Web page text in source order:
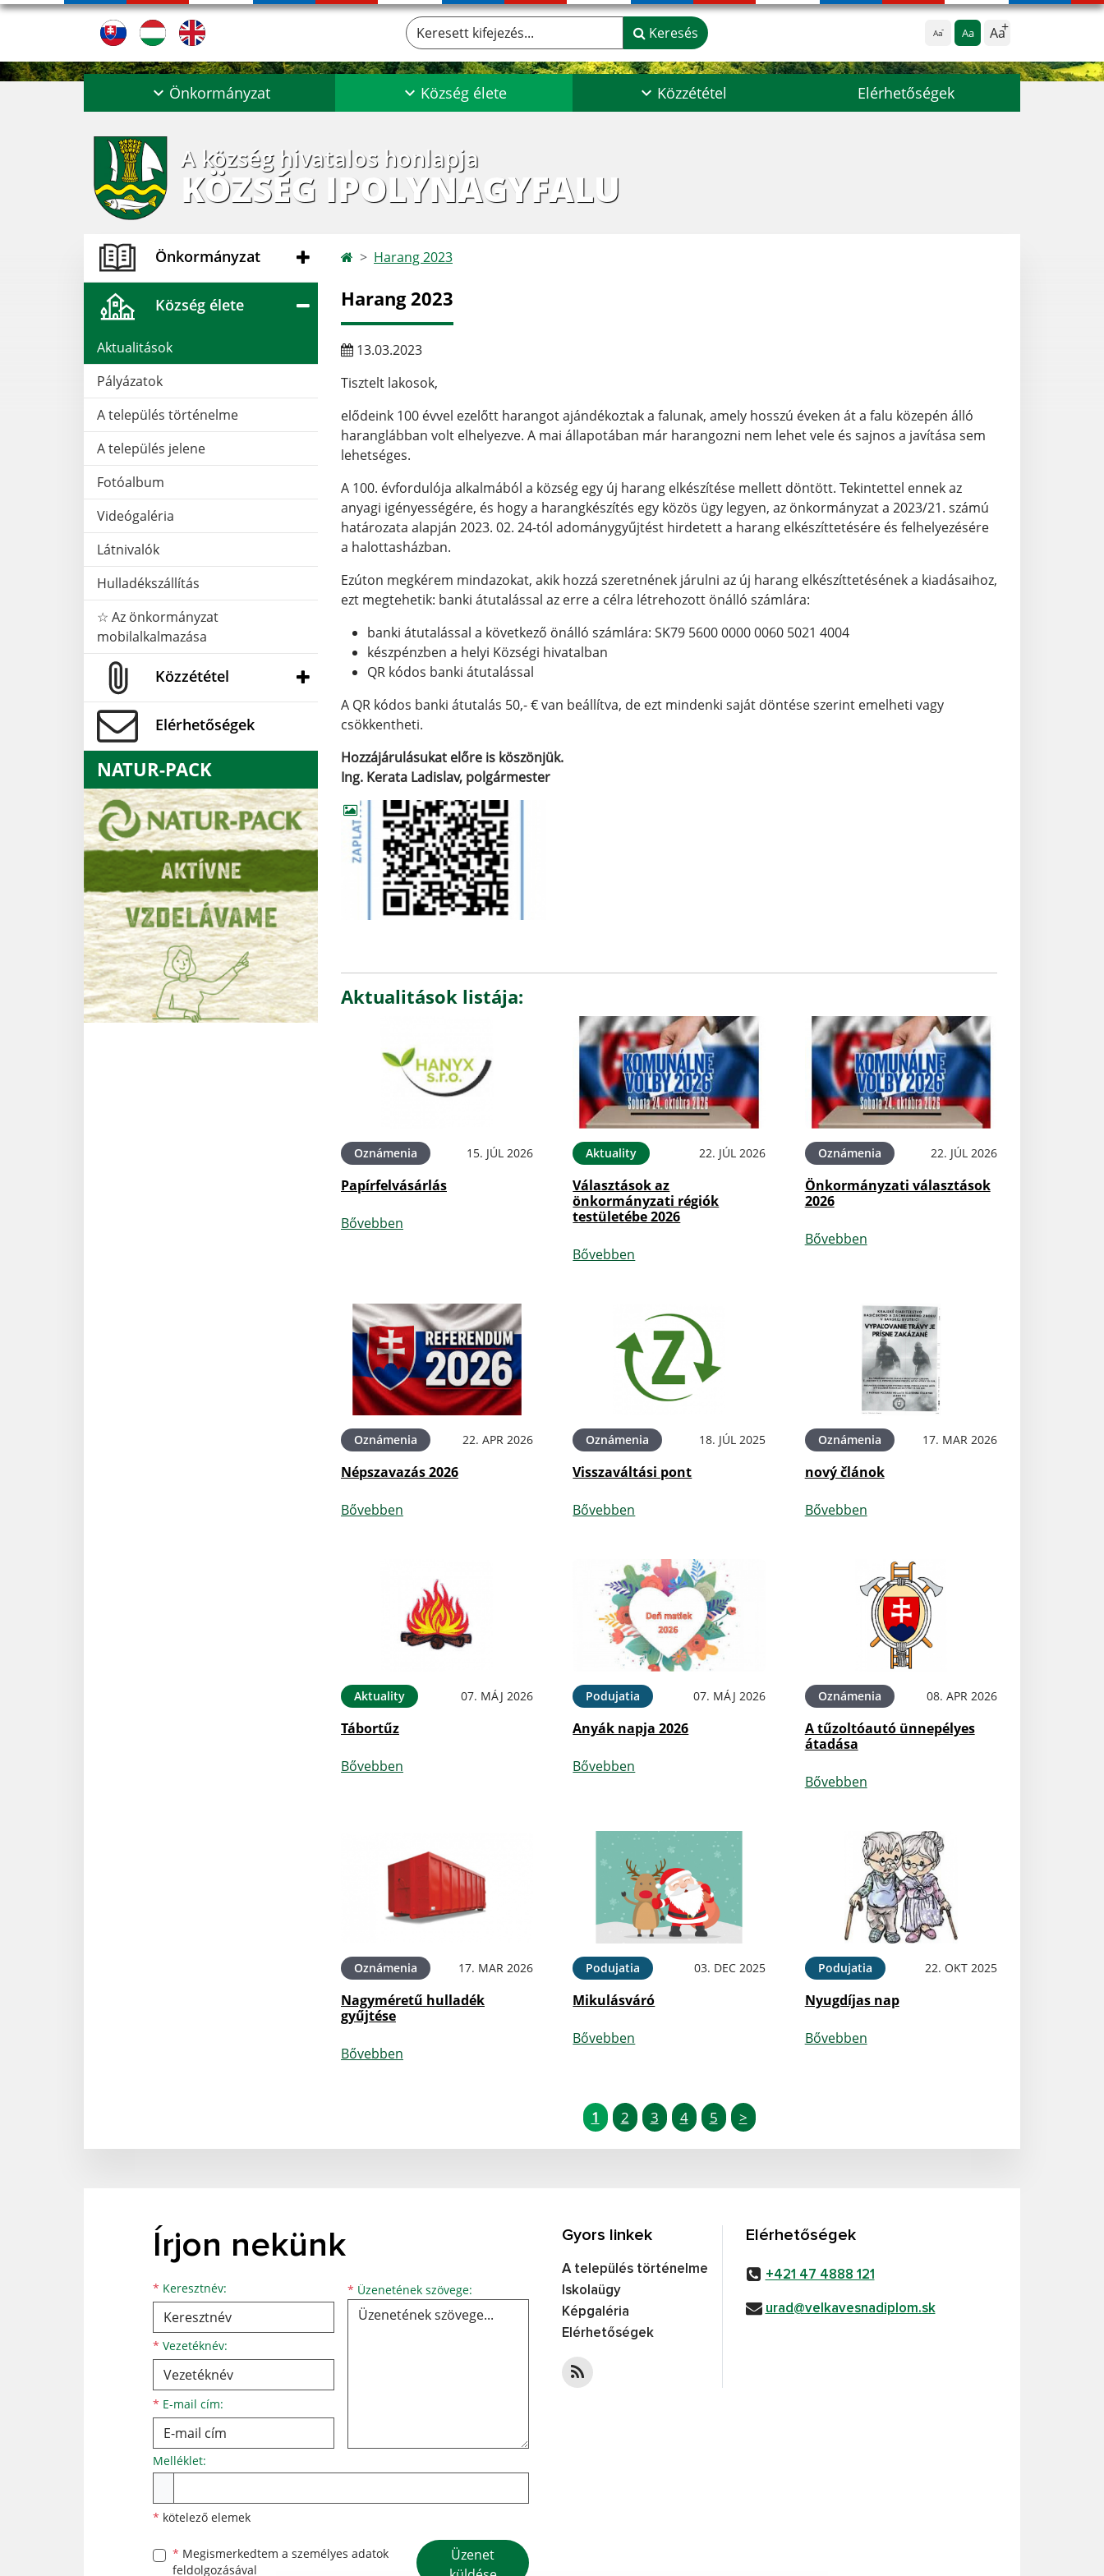
Aa Aa Aa
Keresett kifejezés... Keresés
Önkormányzat Község élete Közzététel Elérhetőségek
A község hivatalos honlapja
KÖZSÉG IPOLYNAGYFALU
Önkormányzat
Község élete
Aktualitások
Pályázatok
A település történelme
A település jelene
Fotóalbum
Videógaléria
Látnivalók
Hulladékszállítás
☆ Az önkormányzat
mobilalkalmazása
Közzététel
Elérhetőségek
NATUR-PACK
Harang 2023
Harang 2023
13.03.2023
Tisztelt lakosok,
elődeink 100 évvel ezelőtt harangot ajándékoztak a falunak, amely hosszú éveken át a falu közepén álló
haranglábban volt elhelyezve. A mai állapotában már harangozni nem lehet vele és sajnos a javítása sem
lehetséges.
A 100. évfordulója alkalmából a község egy új harang elkészítése mellett döntött. Tekintettel ennek az
anyagi igényességére, és hogy a harangkészítés egy közös ügy legyen, az önkormányzat a 2023/21. számú
határozata alapján 2023. 02. 24-tól adománygyűjtést hirdetett a harang elkészíttetésére és felhelyezésére
a halottasházban.
Ezúton megkérem mindazokat, akik hozzá szeretnének járulni az új harang elkészíttetésének a kiadásaihoz,
ezt megtehetik: banki átutalással az erre a célra létrehozott önálló számlára:
banki átutalással a következő önálló számlára: SK79 5600 0000 0060 5021 4004
készpénzben a helyi Községi hivatalban
QR kódos banki átutalással
A QR kódos banki átutalás 50,- € van beállítva, de ezt mindenki saját döntése szerint emelheti vagy
csökkentheti.
Hozzájárulásukat előre is köszönjük.
Ing. Kerata Ladislav, polgármester
Aktualitások listája:
Oznámenia 15. JÚL 2026
Papírfelvásárlás
Bővebben
Aktuality 22. JÚL 2026
Választások az
önkormányzati régiók
testületébe 2026
Bővebben
Oznámenia 22. JÚL 2026
Önkormányzati választások
2026
Bővebben
Oznámenia 22. APR 2026
Népszavazás 2026
Bővebben
Oznámenia 18. JÚL 2025
Visszaváltási pont
Bővebben
Oznámenia 17. MAR 2026
nový článok
Bővebben
Aktuality 07. MÁJ 2026
Tábortűz
Bővebben
Podujatia 07. MÁJ 2026
Anyák napja 2026
Bővebben
Oznámenia 08. APR 2026
A tűzoltóautó ünnepélyes
átadása
Bővebben
Oznámenia 17. MAR 2026
Nagyméretű hulladék
gyűjtése
Bővebben
Podujatia 03. DEC 2025
Mikulásváró
Bővebben
Podujatia 22. OKT 2025
Nyugdíjas nap
Bővebben
1 2 3 4 5 >
Írjon nekünk
* Keresztnév:
Keresztnév
* Vezetéknév:
Vezetéknév
* E-mail cím:
E-mail cím * Üzenetének szövege: Üzenetének szövege...
Melléklet:
* kötelező elemek
* Megismerkedtem a személyes adatok
feldolgozásával
Google reCaptcha Response
Üzenet
Gyors linkek
A település történelme
Iskolaügy
Képgaléria
Elérhetőségek
Elérhetőségek
+421 47 4888 121
urad@velkavesnadiplom.sk